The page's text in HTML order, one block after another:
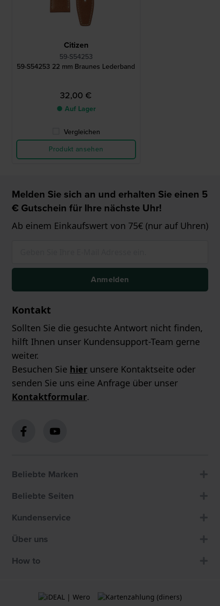
Citizen
59-S54253
59-S54253 22 mm Braunes Lederband
32,00 €
● Auf Lager
Vergleichen
Produkt ansehen
Melden Sie sich an und erhalten Sie einen 5
€ Gutschein für Ihre nächste Uhr!
Ab einem Einkaufswert von 75€ (nur auf Uhren)
Anmelden
Kontakt
Sollten Sie die gesuchte Antwort nicht finden,
hilft Ihnen unser Kundensupport-Team gerne
weiter.
Besuchen Sie hier unsere Kontaktseite oder
senden Sie uns eine Anfrage über unser
Kontaktformular.
Beliebte Marken
Beliebte Seiten
Kundenservice
Über uns
How to